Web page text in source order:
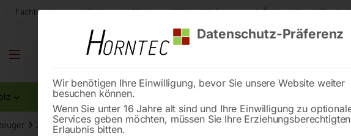
Fachberatung aus Kärnten Markenqualität Lieferung nach Österreich und
Metall Reinigung
Zapfwellengenerator Zapfwellen-Stromerzeuger PTO 38 TA
Datenschutz-Präferenz
Wir benötigen Ihre Einwilligung, bevor Sie unsere Website weiter
besuchen können.
Wenn Sie unter 16 Jahre alt sind und Ihre Einwilligung zu
Services geben möchten, müssen Sie Ihre
Erlaubnis bitten.